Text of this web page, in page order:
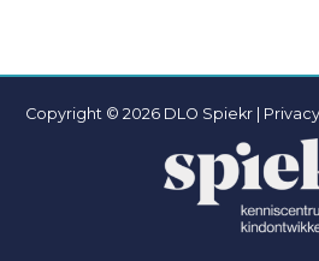
Copyright © 2026 DLO Spiekr |